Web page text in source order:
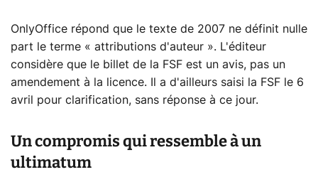
OnlyOffice répond que le texte de 2007 ne définit nulle
part le terme « attributions d'auteur ». L'éditeur
considère que le billet de la FSF est un avis, pas un
amendement à la licence. Il a d'ailleurs saisi la FSF le 6
avril pour clarification, sans réponse à ce jour.
Un compromis qui ressemble à un
ultimatum